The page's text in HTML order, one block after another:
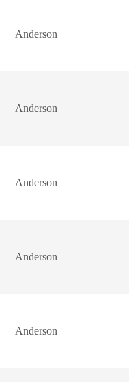
Anderson
Anderson
Anderson
Anderson
Anderson